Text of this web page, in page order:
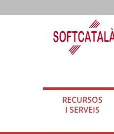
RECURSOS
I SERVEIS